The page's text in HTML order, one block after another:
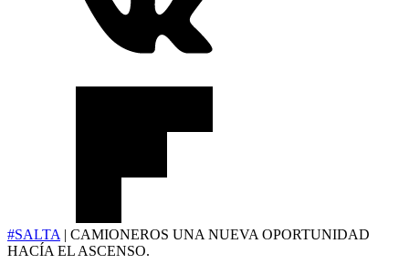
#SALTA | CAMIONEROS UNA NUEVA OPORTUNIDAD
HACÍA EL ASCENSO.